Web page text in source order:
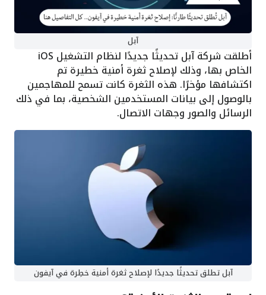
آبل
أطلقت شركة آبل تحديثًا جديدًا لنظام التشغيل iOS
الخاص بها، وذلك لإصلاح ثغرة أمنية خطيرة تم
اكتشافها مؤخرًا. هذه الثغرة كانت تسمح للمهاجمين
بالوصول إلى بيانات المستخدمين الشخصية، بما في ذلك
الرسائل والصور وجهات الاتصال.
آبل تطلق تحديثًا جديدًا لإصلاح ثغرة أمنية خطِرة في آيفون